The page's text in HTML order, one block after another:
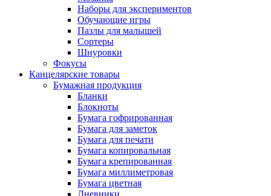
Наборы для экспериментов
Обучающие игры
Пазлы для малышей
Сортеры
Шнуровки
Фокусы
Канцелярские товары
Бумажная продукция
Бланки
Блокноты
Бумага гофрированная
Бумага для заметок
Бумага для печати
Бумага копировальная
Бумага крепированная
Бумага миллиметровая
Бумага цветная
Дневники